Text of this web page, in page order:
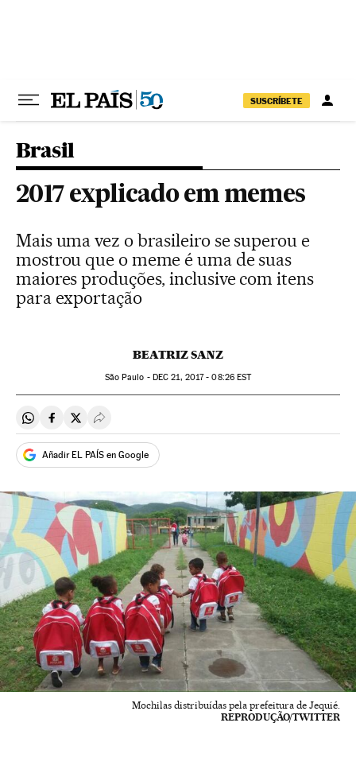
SUSCRÍBETE
Brasil
2017 explicado em memes
Mais uma vez o brasileiro se superou e
mostrou que o meme é uma de suas
maiores produções, inclusive com itens
para exportação
BEATRIZ SANZ
São Paulo - DEC 21, 2017 - 08:26EST
Compartir en Whatsapp
Compartir en Facebook
Compartir en Twitter
Desplegar Redes Sociales
Añadir EL PAÍS en Google
Mochilas distribuídas pela prefeitura de Jequié.
REPRODUÇÃO/TWITTER